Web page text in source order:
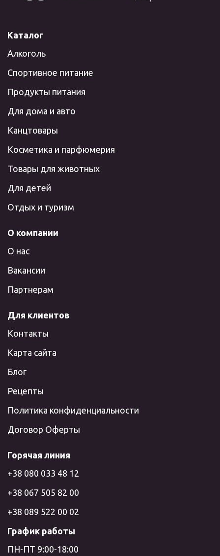
Каталог
Алкоголь
Спортивное питание
Продукты питания
Для дома и авто
Канцтовары
Косметика и парфюмерия
Товары для животных
Для детей
Отдых и туризм
О компании
О нас
Вакансии
Партнерам
Для клиентов
Контакты
Карта сайта
Блог
Рецепты
Политика конфиденциальности
Договор Оферты
Горячая линия
+38 080 033 48 12
+38 067 505 82 00
+38 089 522 00 02
График работы
ПН-ПТ 9:00-18:00